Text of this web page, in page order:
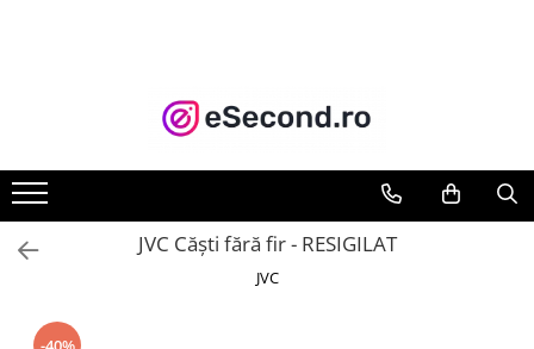
Accesorii Auto
Anvelope & Jante
Covorase auto
Echipamente pentru Atelier
Intretinere & Cosmetica auto
JVC Căști fără fir - RESIGILAT
JVC